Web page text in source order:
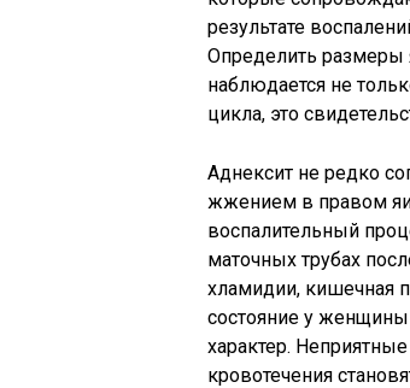
результате
Определить размеры
наблюдается не
цикла, это
Аднексит не редко
жжением в правом
воспалительный
маточных трубах
хламидии, кишечная
состояние у
характер.
кровотечения